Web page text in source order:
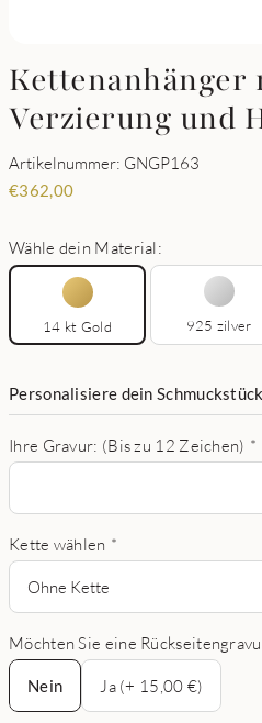
Kettenanhänger
Verzierung und
Artikelnummer: GNGP163
€362,00
Wähle dein Material:
14 kt Gold 925 zilver
Personalisiere dein
Ihre Gravur: (Bis zu 12 Zeichen) *
Kette wählen *
Ohne Kette
Möchten Sie eine
Nein
Nein
Ja (+ 15,00 €)